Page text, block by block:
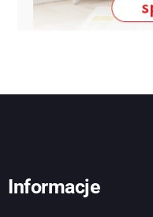
Informacje